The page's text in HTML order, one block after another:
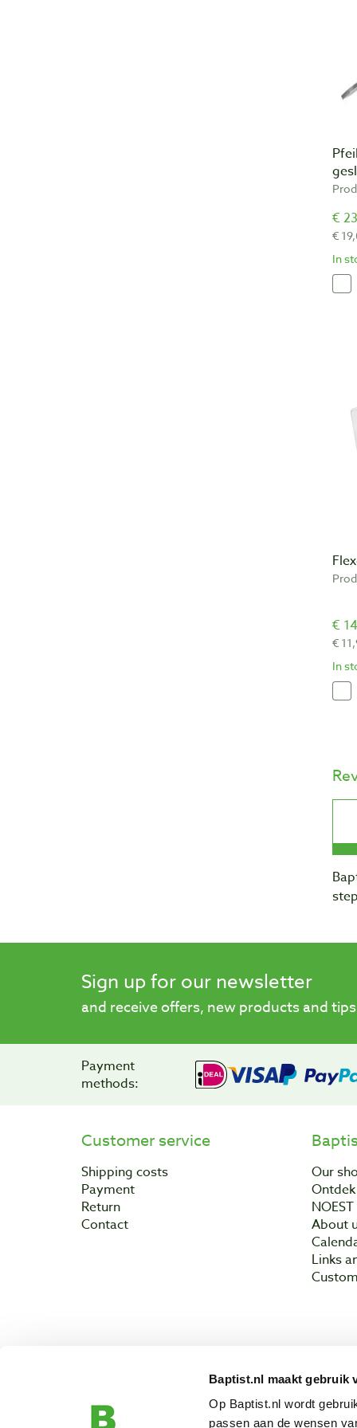
Baptist.nl maakt gebruik
Op Baptist.nl wordt
passen aan de wensen
€
€
In
€
€
In
Sign up for our newsletter
and receive offers, new products and
Payment
methods:
Customer service
Shipping costs
Payment
Return
Contact
Our
NOEST
About
Links
Copyright ©